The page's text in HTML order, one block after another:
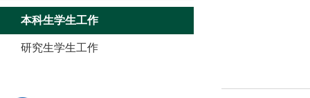
本科生学生工作
研究生学生工作